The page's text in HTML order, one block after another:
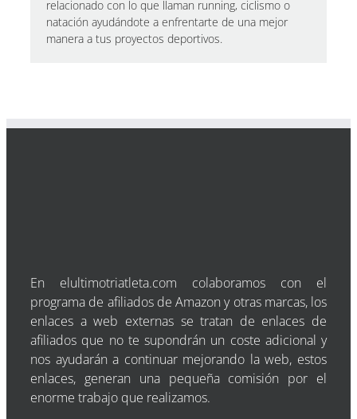
relacionado con lo que llaman running, ciclismo o
natación ayudándote a enfrentarte de una mejor
manera a tus proyectos deportivos.
En elultimotriatleta.com colaboramos con el
programa de afiliados de Amazon y otras marcas, los
enlaces a web externas se tratan de enlaces de
afiliados que no te supondrán un coste adicional y
nos ayudarán a continuar mejorando la web, estos
enlaces, generan una pequeña comisión por el
enorme trabajo que realizamos.